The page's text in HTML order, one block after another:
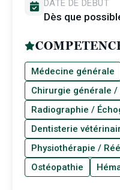
DATE DE DÉBUT
Dès que
Médecine générale
Chirurgie générale
Radiographie /
Dentisterie
Physiothérapie /
Ostéopathie